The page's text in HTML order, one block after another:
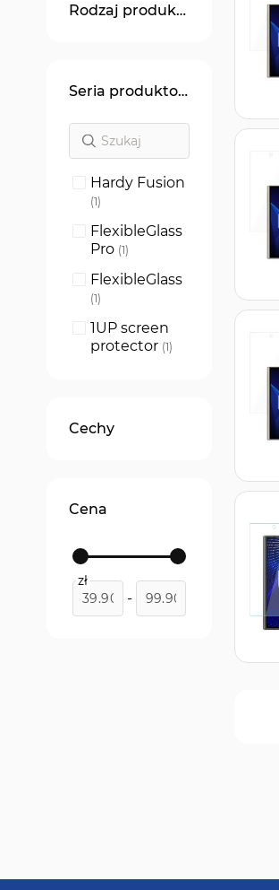
Rodzaj produktu
Seria produktowa
Hardy Fusion
1
produkt
FlexibleGlass
Pro 1
produkt
FlexibleGlass
1
produkt
1UP screen
protector 1
produkt
SilverProtect
Cechy
Cena
zł
-